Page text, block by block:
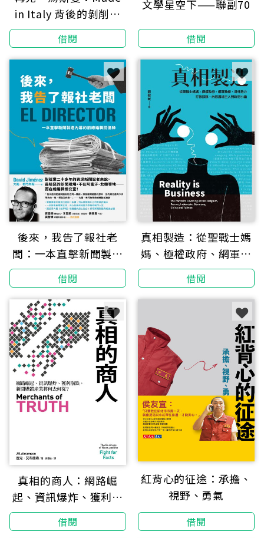
in Italy 背後的剝削和
種族隔離
借閱
文學星空下——聯副70
借閱
後來，我告了報社老
闆：一本直擊新聞製造
內幕的前總編輯回憶錄
借閱
真相製造：從聖戰士媽
媽、極權政府、網軍教
練、境外勢力、打假部
隊、內容農場主人到政
府小編
借閱
真相的商人：網路崛
起、資訊爆炸、獲利崩
跌，新聞媒體產業將何
去何從？
借閱
紅背心的征途：承擔、
視野、勇氣
借閱